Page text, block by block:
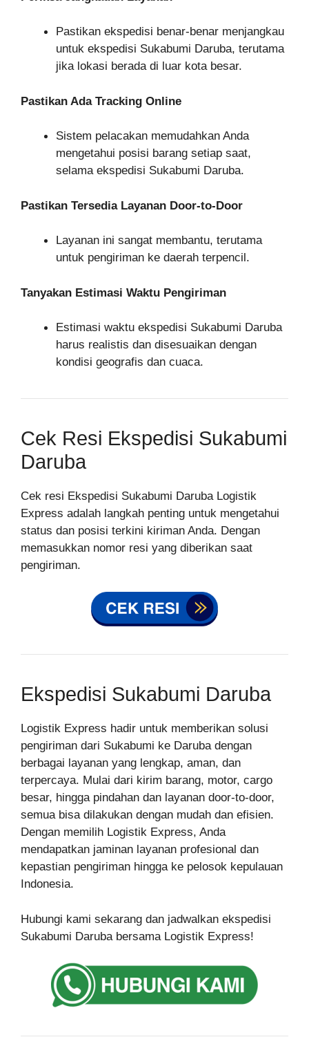
Pastikan ekspedisi benar-benar menjangkau
untuk ekspedisi Sukabumi Daruba, terutama
jika lokasi berada di luar kota besar.
Pastikan Ada Tracking Online
Sistem pelacakan memudahkan Anda
mengetahui posisi barang setiap saat,
selama ekspedisi Sukabumi Daruba.
Pastikan Tersedia Layanan Door-to-Door
Layanan ini sangat membantu, terutama
untuk pengiriman ke daerah terpencil.
Tanyakan Estimasi Waktu Pengiriman
Estimasi waktu ekspedisi Sukabumi Daruba
harus realistis dan disesuaikan dengan
kondisi geografis dan cuaca.
Cek Resi Ekspedisi Sukabumi
Daruba
Cek resi Ekspedisi Sukabumi Daruba Logistik
Express adalah langkah penting untuk mengetahui
status dan posisi terkini kiriman Anda. Dengan
memasukkan nomor resi yang diberikan saat
pengiriman.
Ekspedisi Sukabumi Daruba
Logistik Express hadir untuk memberikan solusi
pengiriman dari Sukabumi ke Daruba dengan
berbagai layanan yang lengkap, aman, dan
terpercaya. Mulai dari kirim barang, motor, cargo
besar, hingga pindahan dan layanan door-to-door,
semua bisa dilakukan dengan mudah dan efisien.
Dengan memilih Logistik Express, Anda
mendapatkan jaminan layanan profesional dan
kepastian pengiriman hingga ke pelosok kepulauan
Indonesia.
Hubungi kami sekarang dan jadwalkan ekspedisi
Sukabumi Daruba bersama Logistik Express!